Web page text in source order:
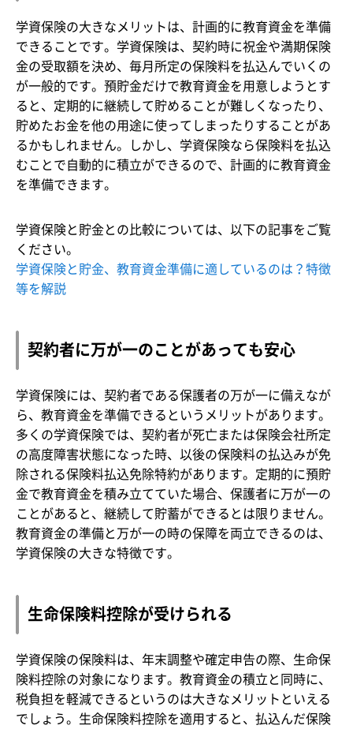
学資保険の大きなメリットは、計画的に教育資金を準備
できることです。学資保険は、契約時に祝金や満期保険
金の受取額を決め、毎月所定の保険料を払込んでいくの
が一般的です。預貯金だけで教育資金を用意しようとす
ると、定期的に継続して貯めることが難しくなったり、
貯めたお金を他の用途に使ってしまったりすることがあ
るかもしれません。しかし、学資保険なら保険料を払込
むことで自動的に積立ができるので、計画的に教育資金
を準備できます。
学資保険と貯金との比較については、以下の記事をご覧
ください。
学資保険と貯金、教育資金準備に適しているのは？特徴
等を解説
契約者に万が一のことがあっても安心
学資保険には、契約者である保護者の万が一に備えなが
ら、教育資金を準備できるというメリットがあります。
多くの学資保険では、契約者が死亡または保険会社所定
の高度障害状態になった時、以後の保険料の払込みが免
除される保険料払込免除特約があります。定期的に預貯
金で教育資金を積み立てていた場合、保護者に万が一の
ことがあると、継続して貯蓄ができるとは限りません。
教育資金の準備と万が一の時の保障を両立できるのは、
学資保険の大きな特徴です。
生命保険料控除が受けられる
学資保険の保険料は、年末調整や確定申告の際、生命保
険料控除の対象になります。教育資金の積立と同時に、
税負担を軽減できるというのは大きなメリットといえる
でしょう。生命保険料控除を適用すると、払込んだ保険